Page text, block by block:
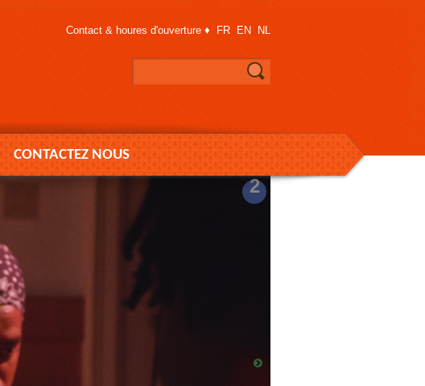
CONTACTEZ NOUS
Contact & houres d'ouverture ♦ FR EN NL
2